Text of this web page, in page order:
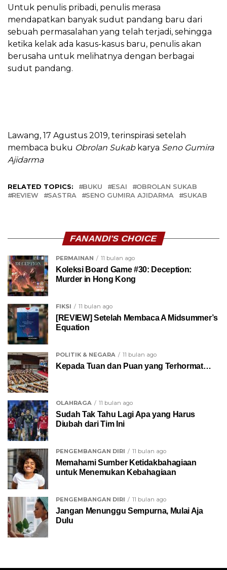
Untuk penulis pribadi, penulis merasa
mendapatkan banyak sudut pandang baru dari
sebuah permasalahan yang telah terjadi, sehingga
ketika kelak ada kasus-kasus baru, penulis akan
berusaha untuk melihatnya dengan berbagai
sudut pandang.
Lawang, 17 Agustus 2019, terinspirasi setelah
membaca buku Obrolan Sukab karya Seno Gumira
Ajidarma
RELATED TOPICS: BUKU ESAI
OBROLAN SUKAB
REVIEW
SASTRA SENO GUMIRA AJIDARMA SUKAB
FANANDI'S CHOICE
PERMAINAN 11 bulan ago
Koleksi Board Game #30: Deception:
Murder in Hong Kong
FIKSI 11 bulan ago
[REVIEW] Setelah Membaca A Midsummer’s
Equation
POLITIK & NEGARA 11 bulan ago
Kepada Tuan dan Puan yang Terhormat…
OLAHRAGA 11 bulan ago
Sudah Tak Tahu Lagi Apa yang Harus
Diubah dari Tim Ini
PENGEMBANGAN DIRI 11 bulan ago
Memahami Sumber Ketidakbahagiaan
untuk Menemukan Kebahagiaan
PENGEMBANGAN DIRI 11 bulan ago
Jangan Menunggu Sempurna, Mulai Aja
Dulu